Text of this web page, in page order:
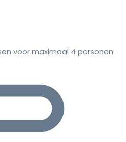
voor maximaal 4 personen